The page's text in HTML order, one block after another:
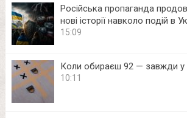
Російська пропаганда
нові історії навколо подій в
15:09
Коли обираєш 92 — завжди
10:11